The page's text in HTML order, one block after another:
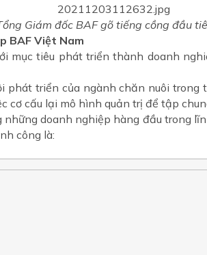
Giám đốc BAF gõ tiếng cồng đầu
BAF Việt Nam
mục tiêu phát triển thành doanh
triển của ngành chăn nuôi trong
cơ cấu lại mô hình quản trị để tập
doanh nghiệp hàng đầu trong
công là: